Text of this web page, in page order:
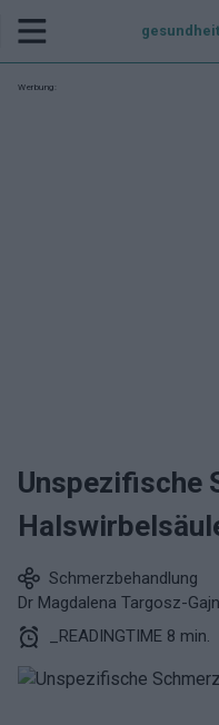
Werbung:
Unspezifische
Schmerzbehandlung
Dr Magdalena Targosz-
_READINGTIME 8 min.